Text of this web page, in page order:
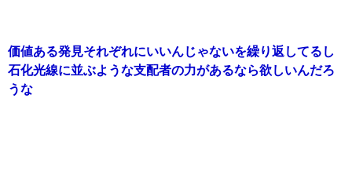
価値ある発見それぞれにいいんじゃないを繰り返してるし
石化光線に並ぶような支配者の力があるなら欲しいんだろ
うな